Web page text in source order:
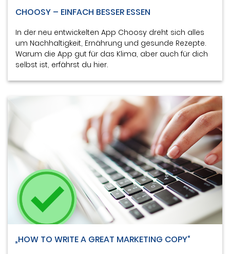
CHOOSY – EINFACH BESSER ESSEN
In der neu entwickelten App Choosy dreht sich alles
um Nachhaltigkeit, Ernährung und gesunde Rezepte.
Warum die App gut für das Klima, aber auch für dich
selbst ist, erfährst du hier.
„HOW TO WRITE A GREAT MARKETING COPY“